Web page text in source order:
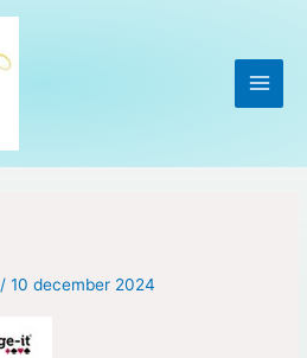
/10 december 2024